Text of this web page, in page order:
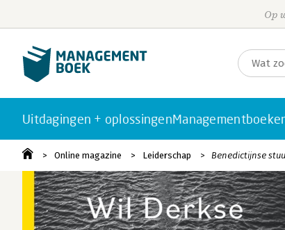
Op
Uitdagingen + oplossingen
Online magazine Leiderschap Benedictijnse